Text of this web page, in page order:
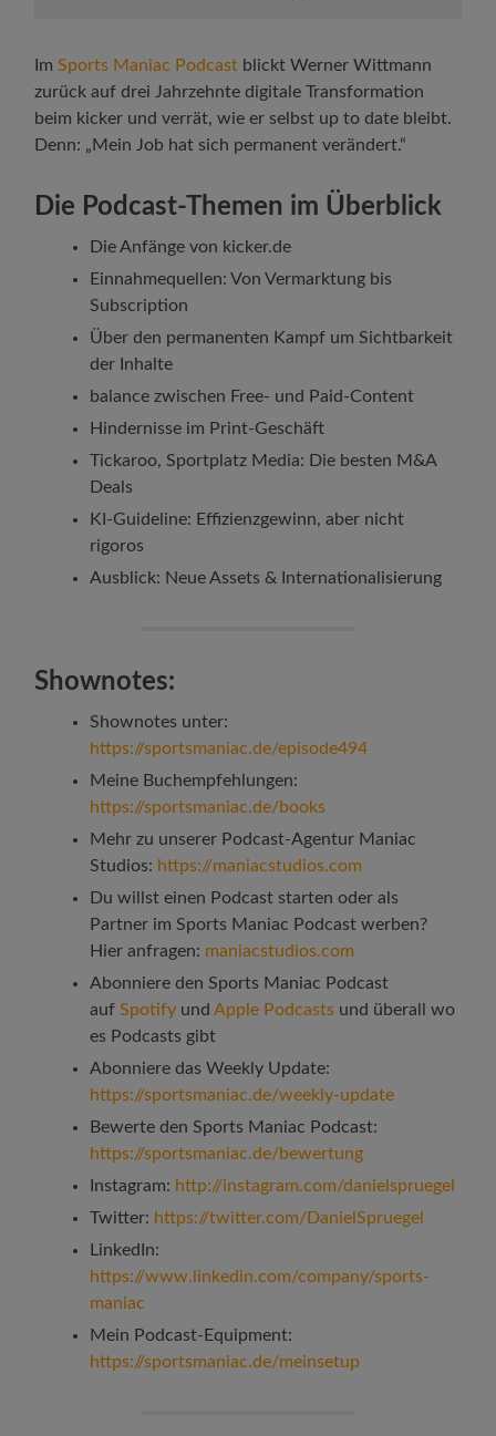
ImSports Maniac Podcast blickt Werner Wittmann
zurück auf drei Jahrzehnte digitale Transformation
beim kicker und verrät, wie er selbst up to date bleibt.
Denn: „Mein Job hat sich permanent verändert.“
Die Podcast-Themen im Überblick
Die Anfänge von kicker.de
Einnahmequellen: Von Vermarktung bis
Subscription
Über den permanenten Kampf um Sichtbarkeit
der Inhalte
balance zwischen Free- und Paid-Content
Hindernisse im Print-Geschäft
Tickaroo, Sportplatz Media: Die besten M&A
Deals
KI-Guideline: Effizienzgewinn, aber nicht
rigoros
Ausblick: Neue Assets & Internationalisierung
Shownotes:
Shownotes unter:
https://sportsmaniac.de/episode494
Meine Buchempfehlungen:
https://sportsmaniac.de/books
Mehr zu unserer Podcast-Agentur Maniac
Studios: https://maniacstudios.com
Du willst einen Podcast starten oder als
Partner im Sports Maniac Podcast werben?
Hier anfragen: maniacstudios.com
Abonniere den Sports Maniac Podcast
aufSpotify undApple Podcasts und überall wo
es Podcasts gibt
Abonniere das Weekly Update:
https://sportsmaniac.de/weekly-update
Bewerte den Sports Maniac Podcast:
https://sportsmaniac.de/bewertung
Instagram: http://instagram.com/danielspruegel
Twitter: https://twitter.com/DanielSpruegel
LinkedIn:
https://www.linkedin.com/company/sports-
maniac
Mein Podcast-Equipment:
https://sportsmaniac.de/meinsetup